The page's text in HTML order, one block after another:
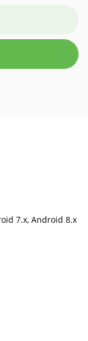
7.x, Android 8.x